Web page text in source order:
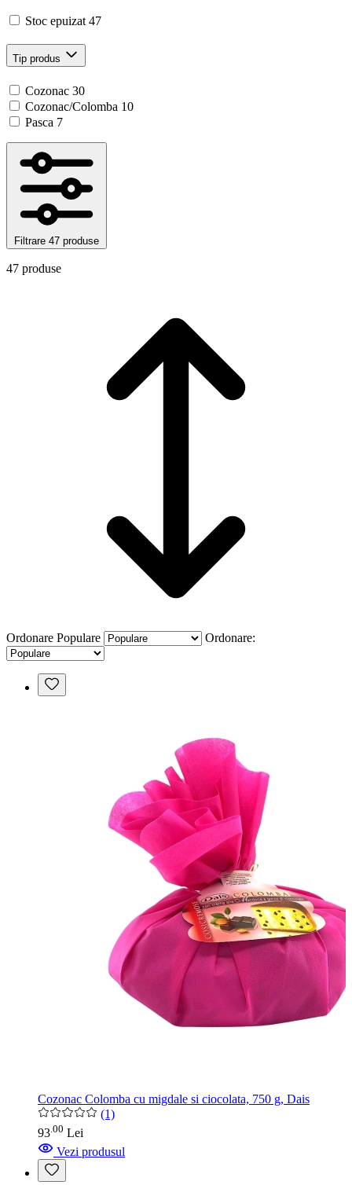
Stoc epuizat 47
Tip produs
Cozonac 30
Cozonac/Colomba 10
Pasca 7
Filtrare 47 produse
47 produse
Ordonare Populare Ordonare:
Cozonac Colomba cu migdale si ciocolata, 750 g, Dais
(1)
93 00 Lei
Vezi produsul